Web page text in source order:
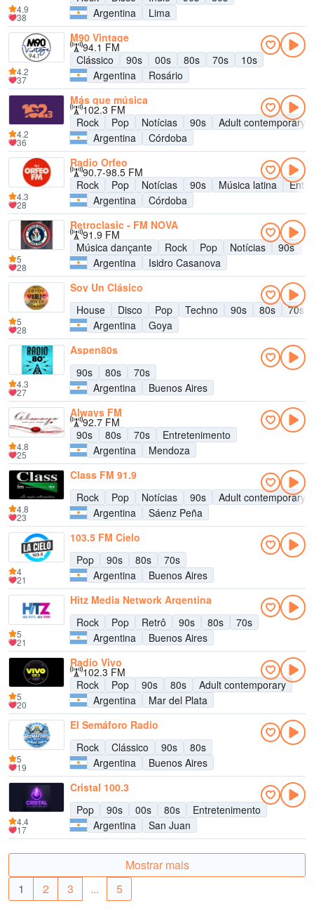
Argentina
Lima
4.9
38
M90 Vintage
94.1 FM
Clássico
90s 00s 80s 70s
10s
Argentina
Rosário
4.2
37
Más que música
102.3 FM
Rock
Pop Notícias 90s
Adult contemporary
Argentina
Córdoba
4.2
36
Radio Orfeo
90.7-98.5 FM
Rock
Pop Notícias 90s Música latina
Argentina
Córdoba
4.3
28
Retroclasic - FM NOVA
91.9 FM
Música dançante
Rock Pop Notícias 90s
Argentina
Isidro Casanova
5
28
Soy Un Clásico
House
Disco Pop Techno 90s 80s
70s
Argentina
Goya
5
28
Aspen80s
90s
80s
70s
Argentina
Buenos Aires
4.3
27
Always FM
92.7 FM
90s
80s 70s
Entretenimento
Argentina
Mendoza
4.8
25
Class FM 91.9
Rock
Pop Notícias 90s
Adult contemporary
Argentina
Sáenz Peña
4.8
23
103.5 FM Cielo
Pop
90s 80s
70s
Argentina
Buenos Aires
4
21
Hitz Media Network Argentina
Rock
Pop Retrô 90s 80s
70s
Argentina
Buenos Aires
5
21
Radio Vivo
102.3 FM
Rock
Pop 90s 80s
Adult contemporary
Argentina
Mar del Plata
5
20
El Semáforo Radio
Rock
Clássico 90s
80s
Argentina
Buenos Aires
5
19
Cristal 100.3
Pop
90s 00s 80s
Entretenimento
Argentina
San Juan
4.4
17
Mostrar mais
1
2 3 ... 5